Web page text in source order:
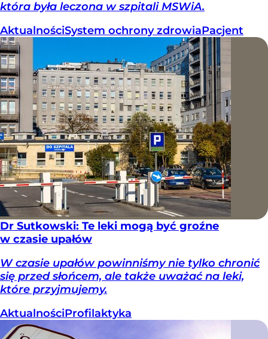
która była leczona w szpitali MSWiA.
AktualnościSystem ochrony zdrowiaPacjent
Dr Sutkowski: Te leki mogą być groźne
w czasie upałów
W czasie upałów powinniśmy nie tylko chronić
się przed słońcem, ale także uważać na leki,
które przyjmujemy.
AktualnościProfilaktyka